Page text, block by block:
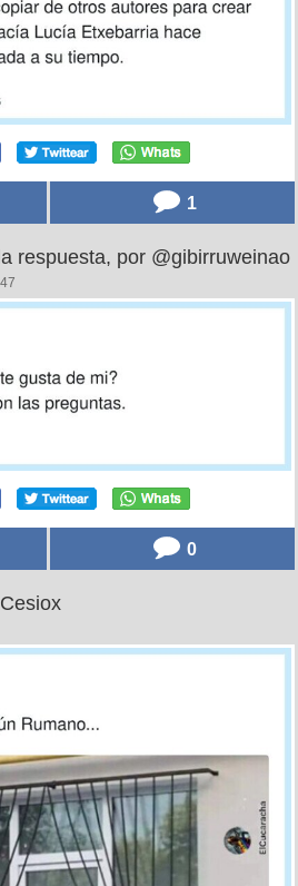
1
respuesta, por @gibirruweinao
0